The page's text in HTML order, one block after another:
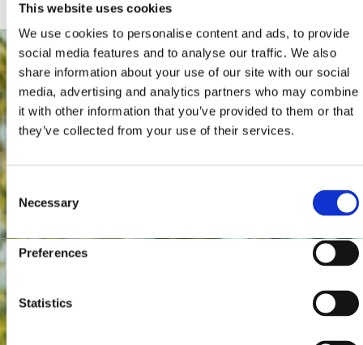
This website uses cookies
We use cookies to personalise content and ads, to provide
social media features and to analyse our traffic. We also
share information about your use of our site with our social
media, advertising and analytics partners who may combine
it with other information that you’ve provided to them or that
they’ve collected from your use of their services.
Consent
Selection
Necessary
Preferences
Statistics